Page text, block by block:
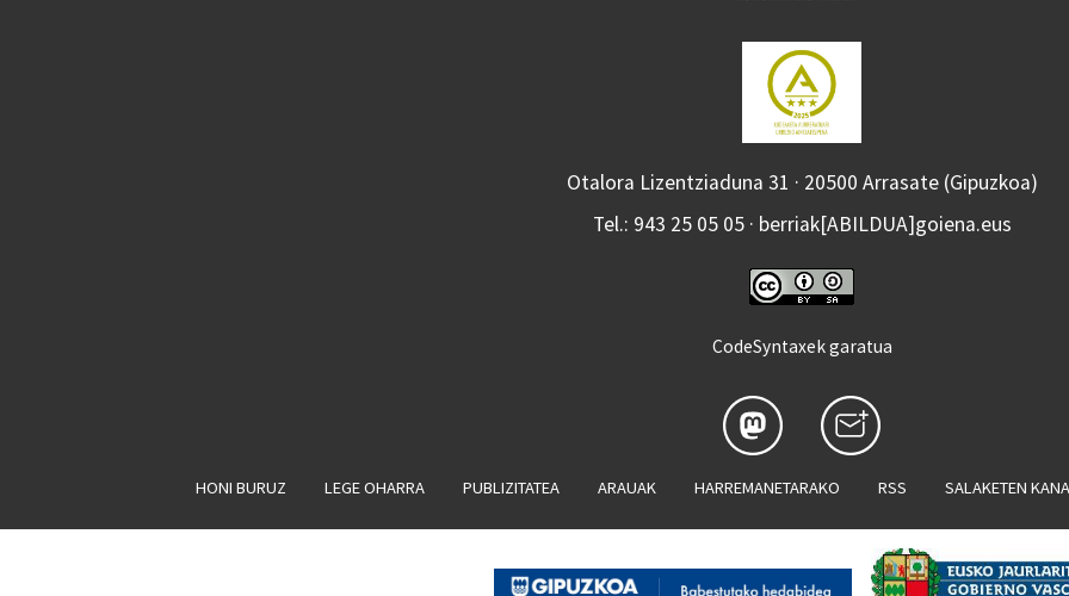
Otalora Lizentziaduna 31 · 20500 Arrasate (Gipuzkoa)
Tel.: 943 25 05 05 · berriak[ABILDUA]goiena.eus
CodeSyntaxek garatua
HONI BURUZ LEGE OHARRA PUBLIZITATEA ARAUAK HARREMANETARAKO RSS SALAKETEN